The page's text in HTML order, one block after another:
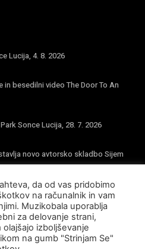
Lucija, 4. 8. 2026
besedilni video The Door To An
Sonce Lucija, 28. 7. 2026
novo avtorsko skladbo Sijem
da od vas pridobimo
na računalnik in vam
Muzikobala uporablja
za delovanje strani,
izboljševanje
na gumb "Strinjam Se"